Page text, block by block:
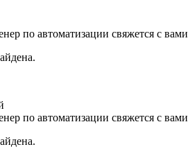
по автоматизации свяжется с вами
по автоматизации свяжется с вами